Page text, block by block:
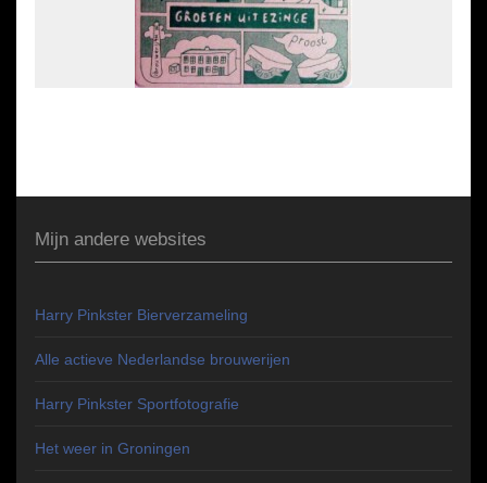
Mijn andere websites
Harry Pinkster Bierverzameling
Alle actieve Nederlandse brouwerijen
Harry Pinkster Sportfotografie
Het weer in Groningen